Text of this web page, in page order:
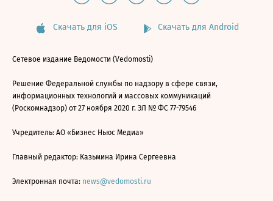
Скачать для iOS Скачать для Android
Сетевое издание Ведомости (Vedomosti)
Решение Федеральной службы по надзору в сфере связи,
информационных технологий и массовых коммуникаций
(Роскомнадзор) от 27 ноября 2020 г. ЭЛ № ФС 77-79546
Учредитель: АО «Бизнес Ньюс Медиа»
Главный редактор: Казьмина Ирина Сергеевна
Электронная почта: news@vedomosti.ru